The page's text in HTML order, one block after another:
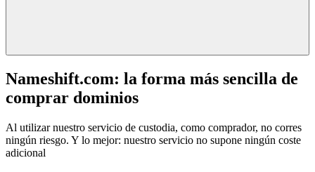
Nameshift.com: la forma más sencilla de
comprar dominios
Al utilizar nuestro servicio de custodia, como comprador, no corres
ningún riesgo. Y lo mejor: nuestro servicio no supone ningún coste
adicional